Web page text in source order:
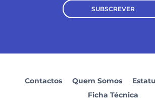
SUBSCREVER
Contactos Quem Somos
Ficha Técnica